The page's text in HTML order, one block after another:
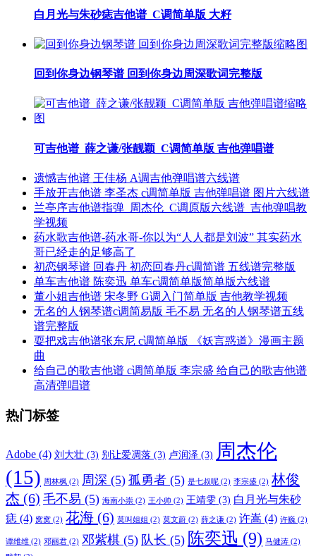
白月光与朱砂痣吉他谱_C调简单版 大籽
回到你身边钢琴谱 回到你身边周深歌词完整版
可吉他谱_薛之谦/张靓颖_C调简单版 吉他弹唱谱
遗憾吉他谱 王佳杨 A调吉他弹唱谱六线谱
手放开吉他谱 李圣杰 c调简单版 吉他弹唱谱 图片六线谱
兰亭序吉他谱指弹_周杰伦_C调原版六线谱_吉他弹唱教
学视频
药水歌吉他谱-药水哥-你以为“人人都是刘波” 其实药水
哥已经走的足够高了
初恋钢琴谱 回春丹 初恋回春丹c调简谱 五线谱完整版
单车吉他谱 陈奕迅 单车c调简单版简单版六线谱
董小姐吉他谱 宋冬野 G调入门简单版 吉他教学视频
无名的人钢琴谱c调简易版 毛不易 无名的人钢琴谱五线
谱完整版
耍把戏吉他谱张东尼 c调简单版 《妖言惑道》漫画主题
曲
给自己的歌吉他谱 c调简单版 李宗盛 给自己的歌吉他谱
高清弹唱谱
热门标签
Adobe (4) 刘大壮 (3) 别让爱凋落 (3) 卢润泽 (3) 周杰伦
(15) 周林枫 (2) 周深 (5) 孤勇者 (5) 是七叔呢 (2) 李宗盛 (2) 林俊
杰 (6) 毛不易 (5) 海南小崇 (2) 王小帅 (2) 王靖雯 (3) 白月光与朱砂
痣 (4) 窝窝 (2) 花海 (6) 莫叫姐姐 (2) 莫文蔚 (2) 薛之谦 (2) 许嵩 (4) 许巍 (2)
谭维维 (2) 邓丽君 (2) 邓紫棋 (5) 队长 (5) 陈奕迅 (9) 马健涛 (2)